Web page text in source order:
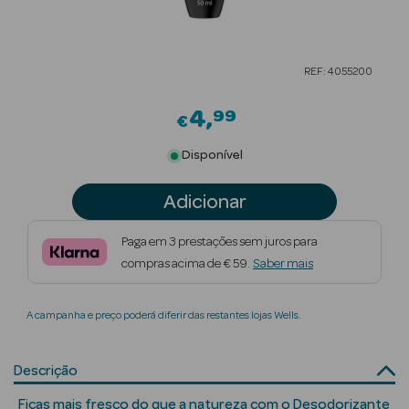
Beauty Season
Maquilhagem
Beauty Season
REF: 4055200
€4 99
Disponível
Adicionar
Paga em 3 prestações sem juros para
compras acima de € 59. Saber mais
A campanha e preço poderá diferir das restantes lojas Wells.
Descrição
Ficas mais fresco do que a natureza com o Desodorizante